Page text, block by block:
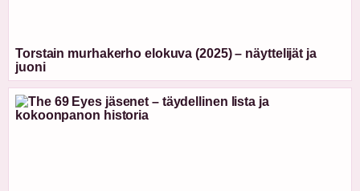
Torstain murhakerho elokuva (2025) – näyttelijät ja
juoni